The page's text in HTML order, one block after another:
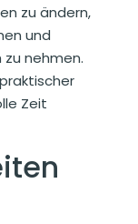
zu ändern,
und
nehmen.
Zeit